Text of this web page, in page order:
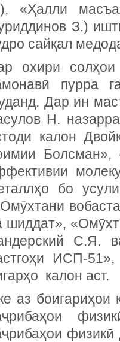
«Ҳалли
З.)
сайқал
охири
пурра
Дар ин
Н.
калон
Болсман»,
бо
шиддат»,
С.Я.
ИСП-
калон аст.
аз